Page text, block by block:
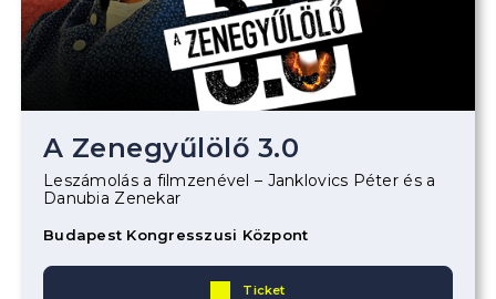
A Zenegyűlölő 3.0
Leszámolás a filmzenével – Janklovics Péter és a
Danubia Zenekar
Budapest Kongresszusi Központ
Ticket